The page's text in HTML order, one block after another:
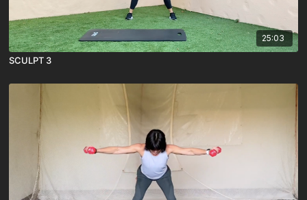
25:03
SCULPT 3